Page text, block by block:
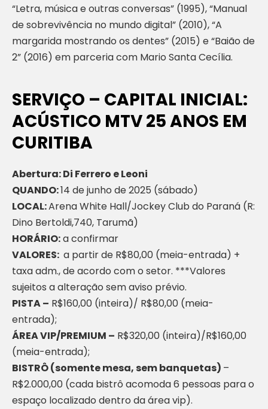
“Letra, música e outras conversas” (1995), “Manual
de sobrevivência no mundo digital” (2010), “A
margarida mostrando os dentes” (2015) e “Baião de
2” (2016) em parceria com Mario Santa Cecília.
SERVIÇO – CAPITAL INICIAL:
ACÚSTICO MTV 25 ANOS EM
CURITIBA
Abertura: Di Ferrero e Leoni
QUANDO:14 de junho de 2025 (sábado)
LOCAL:Arena White Hall/Jockey Club do Paraná (R:
Dino Bertoldi,740, Tarumã)
HORÁRIO:a confirmar
VALORES: a partir de R$80,00 (meia-entrada) +
taxa adm., de acordo com o setor. ***Valores
sujeitos a alteração sem aviso prévio.
PISTA – R$160,00 (inteira)/ R$80,00 (meia-
entrada);
ÁREA VIP/PREMIUM – R$320,00 (inteira)/R$160,00
(meia-entrada);
BISTRÔ (somente mesa, sem banquetas) –
R$2.000,00 (cada bistrô acomoda 6 pessoas para o
espaço localizado dentro da área vip).